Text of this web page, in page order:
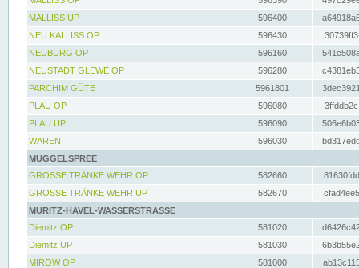
MALLISS UP
596400
NEU KALLISS OP
596430
NEUBURG OP
596160
NEUSTADT GLEWE OP
596280
PARCHIM GÜTE
5961801
PLAU OP
596080
PLAU UP
596090
WAREN
596030
MÜGGELSPREE
GROSSE TRÄNKE WEHR OP
582660
GROSSE TRÄNKE WEHR UP
582670
MÜRITZ-HAVEL-WASSERSTRASSE
Diemitz OP
581020
Diemitz UP
581030
MIROW OP
581000